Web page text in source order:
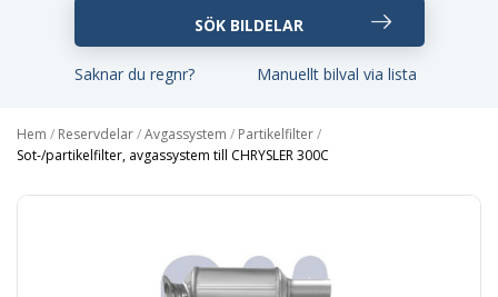
Saknar du regnr? Manuellt bilval via lista
Hem / Reservdelar/Avgassystem / Partikelfilter/
Sot-/partikelfilter, avgassystem till CHRYSLER 300C